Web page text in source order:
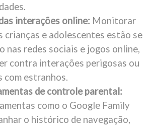
interações online: Monitorar
crianças e adolescentes estão se
nas redes sociais e jogos online,
contra interações perigosas ou
com estranhos.
de controle parental:
como o Google Family
o histórico de navegação,